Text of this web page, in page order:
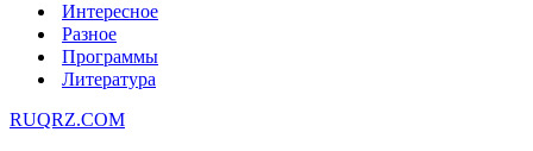
Интересное
Разное
Программы
Литература
RUQRZ.COM